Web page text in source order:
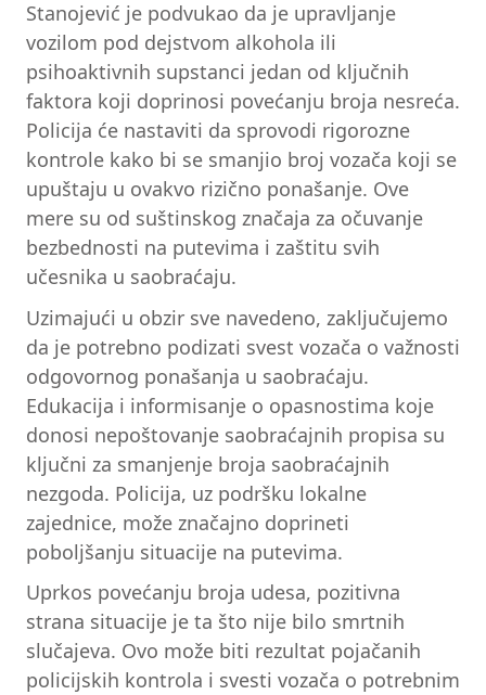
Stanojević je podvukao da je upravljanje
vozilom pod dejstvom alkohola ili
psihoaktivnih supstanci jedan od ključnih
faktora koji doprinosi povećanju broja nesreća.
Policija će nastaviti da sprovodi rigorozne
kontrole kako bi se smanjio broj vozača koji se
upuštaju u ovakvo rizično ponašanje. Ove
mere su od suštinskog značaja za očuvanje
bezbednosti na putevima i zaštitu svih
učesnika u saobraćaju.
Uzimajući u obzir sve navedeno, zaključujemo
da je potrebno podizati svest vozača o važnosti
odgovornog ponašanja u saobraćaju.
Edukacija i informisanje o opasnostima koje
donosi nepoštovanje saobraćajnih propisa su
ključni za smanjenje broja saobraćajnih
nezgoda. Policija, uz podršku lokalne
zajednice, može značajno doprineti
poboljšanju situacije na putevima.
Uprkos povećanju broja udesa, pozitivna
strana situacije je ta što nije bilo smrtnih
slučajeva. Ovo može biti rezultat pojačanih
policijskih kontrola i svesti vozača o potrebnim